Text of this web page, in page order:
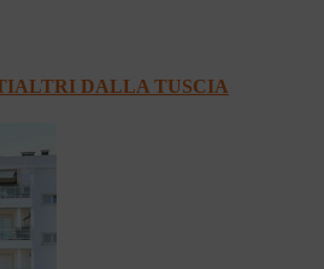
ALTRI DALLA TUSCIA